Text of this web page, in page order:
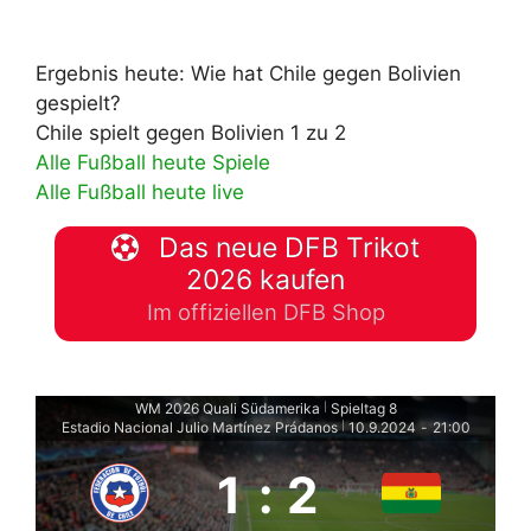
Ergebnis heute: Wie hat Chile gegen Bolivien
gespielt?
Chile spielt gegen Bolivien 1 zu 2
Alle Fußball heute Spiele
Alle Fußball heute live
Das neue DFB Trikot
2026 kaufen
Im offiziellen DFB Shop
WM 2026 Quali Südamerika
Spieltag 8
Estadio Nacional Julio Martínez Prádanos | 10.9.2024 - 21:00
1 : 2